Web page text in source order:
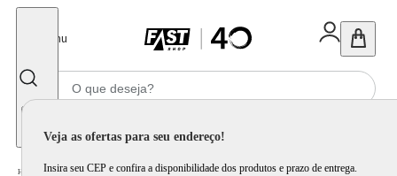
Menu
Veja as ofertas para seu endereço!
Insira seu CEP e confira a disponibilidade dos produtos e prazo de entrega.
Home Saúde e Beleza / Saúde Bucal